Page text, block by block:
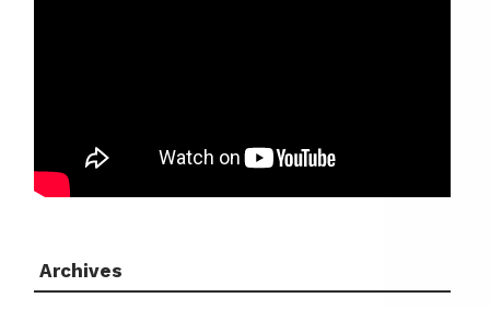
Archives